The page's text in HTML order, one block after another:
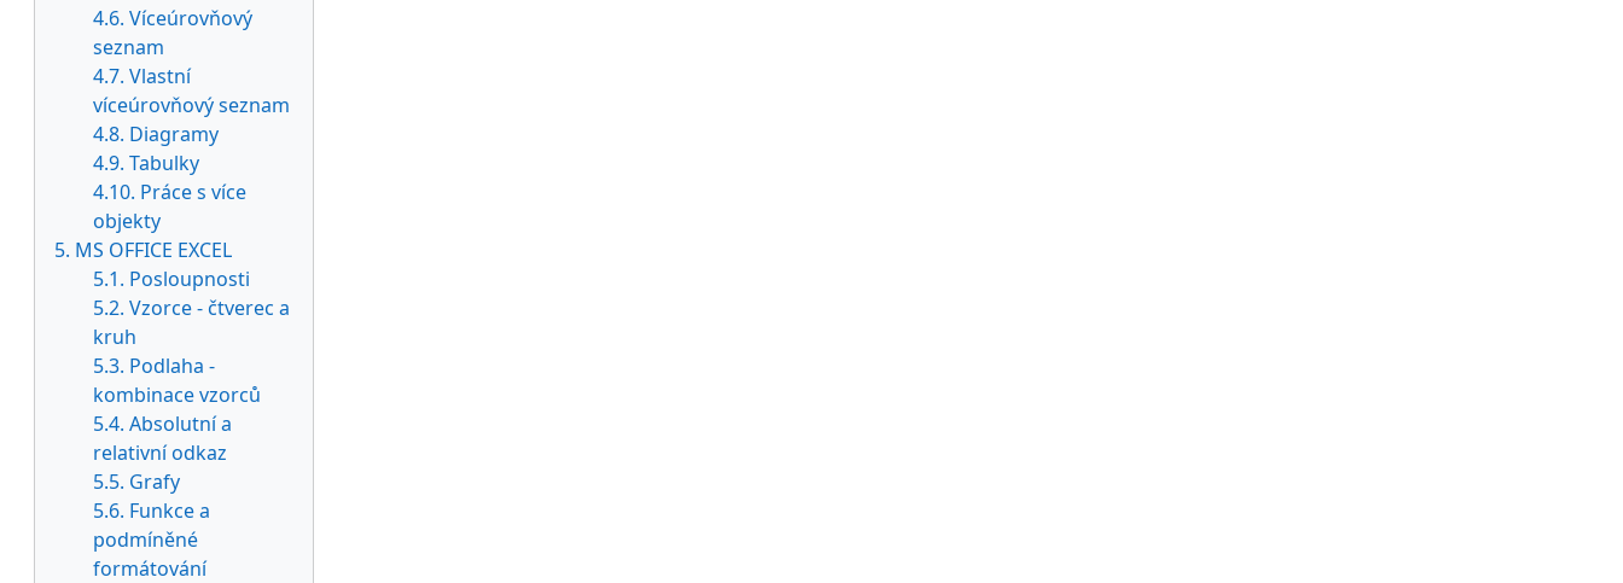
4.6. Víceúrovňový
seznam
4.7. Vlastní
víceúrovňový seznam
4.8. Diagramy
4.9. Tabulky
4.10. Práce s více
objekty
5. MS OFFICE EXCEL
5.1. Posloupnosti
5.2. Vzorce - čtverec a
kruh
5.3. Podlaha -
kombinace vzorců
5.4. Absolutní a
relativní odkaz
5.5. Grafy
5.6. Funkce a
podmíněné
formátování